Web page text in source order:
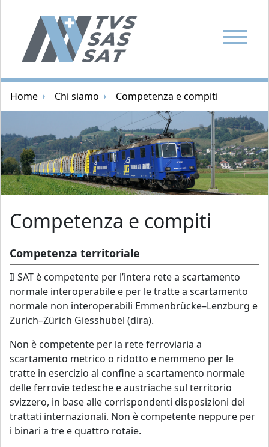
Mostra la
Home Chi siamo Competenza e compiti
Competenza e compiti
Competenza territoriale
Il SAT è competente per l’intera rete a scartamento
normale interoperabile e per le tratte a scartamento
normale non interoperabili Emmenbrücke–Lenzburg e
Zürich–Zürich Giesshübel (dira).
Non è competente per la rete ferroviaria a
scartamento metrico o ridotto e nemmeno per le
tratte in esercizio al confine a scartamento normale
delle ferrovie tedesche e austriache sul territorio
svizzero, in base alle corrispondenti disposizioni dei
trattati internazionali. Non è competente neppure per
i binari a tre e quattro rotaie.